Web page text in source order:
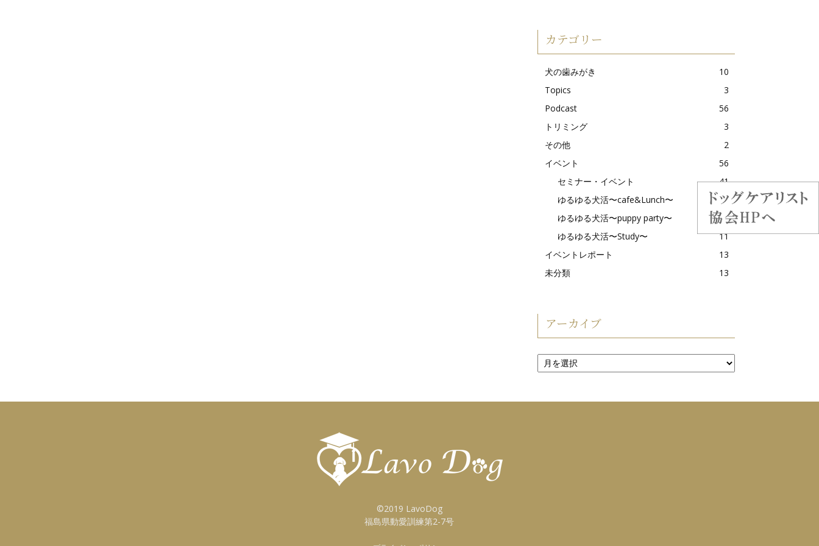
カテゴリー
犬の歯みがき
10
Topics
3
Podcast
56
トリミング
3
その他
2
イベント
56
セミナー・イベント
41
ゆるゆる犬活〜cafe&Lunch〜
21
ゆるゆる犬活〜puppy party〜
2
ゆるゆる犬活〜Study〜
11
イベントレポート
13
未分類
13
アーカイブ
ア
ー
ブ
©2019 LavoDog
福島県動愛訓練第2-7号